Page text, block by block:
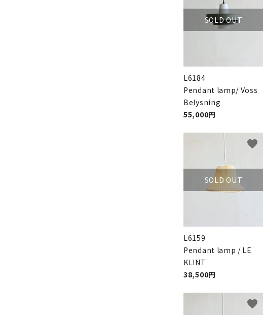
SOLD OUT
L6184
Pendant lamp/ Voss
Belysning
55,000円
SOLD OUT
L6159
Pendant lamp / LE
KLINT
38,500円
favorite
favorite